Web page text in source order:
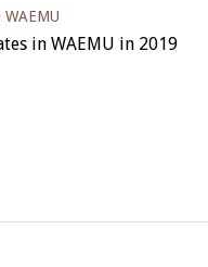
in WAEMU in 2019